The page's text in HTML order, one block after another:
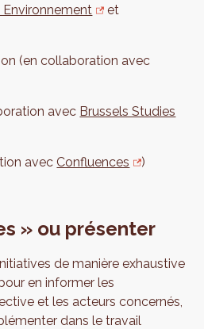
Environnement
et
(en collaboration avec
avec Brussels Studies
avecConfluences )
» ou présenter
de manière exhaustive
en informer les
et les acteurs concernés,
dans le travail